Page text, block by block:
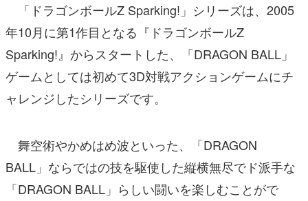
「ドラゴンボールZ Sparking!」シリーズは、2005
年10月に第1作目となる『ドラゴンボールZ
Sparking!』からスタートした、「DRAGON BALL」
ゲームとしては初めて3D対戦アクションゲームにチ
ャレンジしたシリーズです。
舞空術やかめはめ波といった、「DRAGON
BALL」ならではの技を駆使した縦横無尽でド派手な
「DRAGON BALL」らしい闘いを楽しむことがで